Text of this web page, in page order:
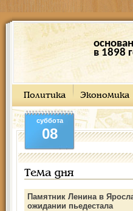
в 1898
Политика Экономика
суббота
08
Тема дня
Памятник Ленина в
ожидании пьедестала